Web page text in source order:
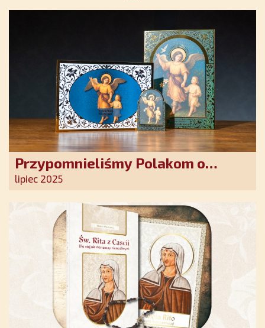
Przypomnieliśmy Polakom o
obecności Anioła Stróża!
lipiec 2025